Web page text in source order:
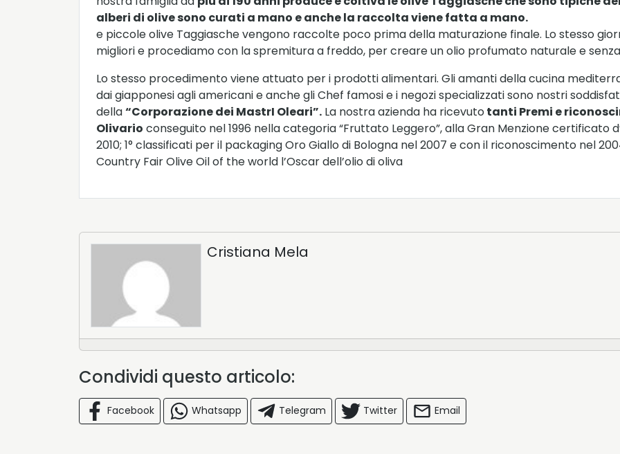
alberi di olive sono curati a mano e anche la raccolta viene fatta a mano.
e piccole olive Taggiasche vengono raccolte poco prima della maturazione finale. Lo stesso
migliori e procediamo con la spremitura a freddo, per creare un olio profumato naturale e
Lo stesso procedimento viene attuato per i prodotti alimentari. Gli amanti della cucina
dai giapponesi agli americani e anche gli Chef famosi e i negozi specializzati sono nostri
della“Corporazione dei MastrI Oleari”. La nostra azienda ha ricevuto tanti Premi e
Olivario conseguito nel 1996 nella categoria “Fruttato Leggero”, alla Gran Menzione certificato
2010; 1° classificati per il packaging Oro Giallo di Bologna nel 2007 e con il riconoscimento nel
Country Fair Olive Oil of the world l’Oscar dell’olio di oliva
Cristiana Mela
Condividi questo articolo:
Facebook Whatsapp Telegram Twitter Email